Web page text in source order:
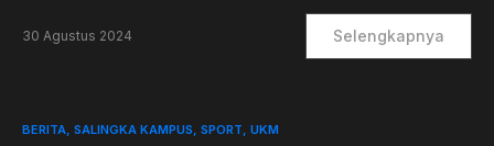
30 Agustus 2024 Selengkapnya
BERITA SALINGKA KAMPUS SPORT UKM